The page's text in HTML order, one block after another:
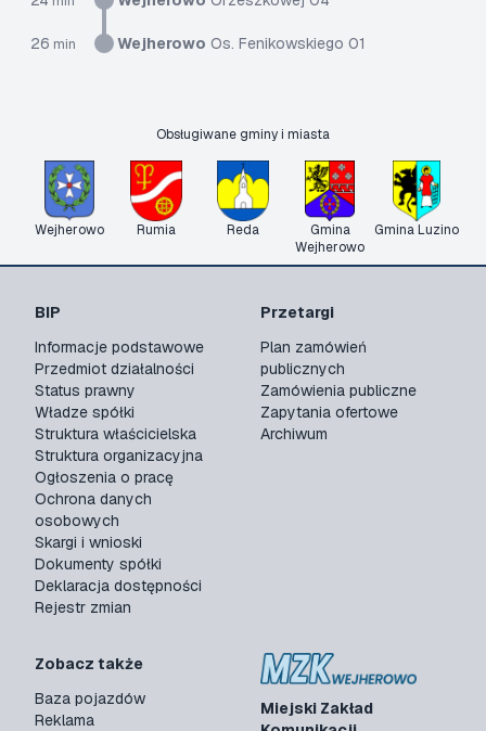
26 min Wejherowo Os. Fenikowskiego 01
Obsługiwane gminy i miasta
Wejherowo Rumia Reda
Gmina
Wejherowo
Gmina Luzino
Miejski Zakład
BIP
Informacje podstawowe
Przedmiot działalności
Status prawny
Władze spółki
Struktura właścicielska
Struktura organizacyjna
Ogłoszenia o pracę
Ochrona danych
osobowych
Skargi i wnioski
Dokumenty spółki
Deklaracja dostępności
Rejestr zmian
Przetargi
Plan zamówień
publicznych
Zamówienia publiczne
Zapytania ofertowe
Archiwum
Zobacz także
Baza pojazdów
Reklama